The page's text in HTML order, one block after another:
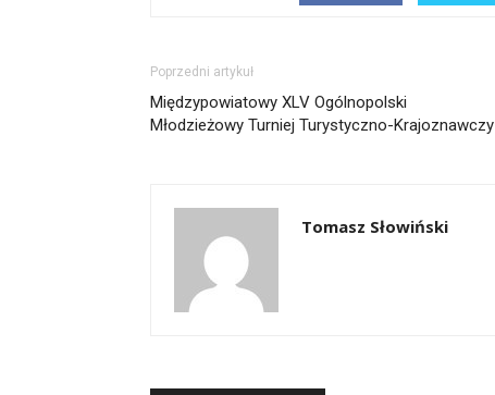
Poprzedni artykuł
Międzypowiatowy XLV Ogólnopolski
Młodzieżowy Turniej Turystyczno-Krajoznawczy
Tomasz Słowiński